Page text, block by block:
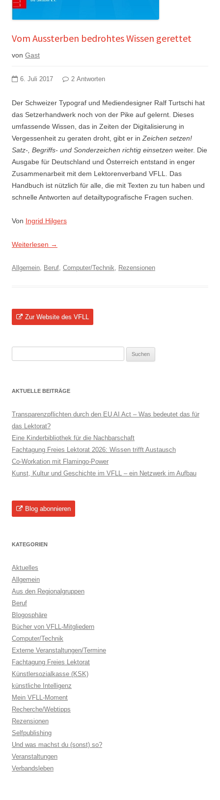
Vom Aussterben bedrohtes Wissen gerettet
von Gast
6. Juli 2017 2 Antworten
Der Schweizer Typograf und Mediendesigner Ralf Turtschi hat
das Setzerhandwerk noch von der Pike auf gelernt. Dieses
umfassende Wissen, das in Zeiten der Digitalisierung in
Vergessenheit zu geraten droht, gibt er in Zeichen setzen!
Satz-, Begriffs- und Sonderzeichen richtig einsetzen weiter. Die
Ausgabe für Deutschland und Österreich entstand in enger
Zusammenarbeit mit dem Lektorenverband VFLL. Das
Handbuch ist nützlich für alle, die mit Texten zu tun haben und
schnelle Antworten auf detailtypografische Fragen suchen.
Von Ingrid Hilgers
Weiterlesen →
Allgemein Beruf Computer/Technik Rezensionen
Zur Website des VFLL
AKTUELLE BEITRÄGE
Transparenzpflichten durch den EU AI Act – Was bedeutet das für
das Lektorat?
Eine Kinderbibliothek für die Nachbarschaft
Fachtagung Freies Lektorat 2026: Wissen trifft Austausch
Co-Workation mit Flamingo-Power
Kunst, Kultur und Geschichte im VFLL – ein Netzwerk im Aufbau
Blog abonnieren
KATEGORIEN
Aktuelles
Allgemein
Aus den Regionalgruppen
Beruf
Blogosphäre
Bücher von VFLL-Mitgliedern
Computer/Technik
Externe Veranstaltungen/Termine
Fachtagung Freies Lektorat
Künstlersozialkasse (KSK)
künstliche Intelligenz
Mein VFLL-Moment
Recherche/Webtipps
Rezensionen
Selfpublishing
Und was machst du (sonst) so?
Veranstaltungen
Verbandsleben